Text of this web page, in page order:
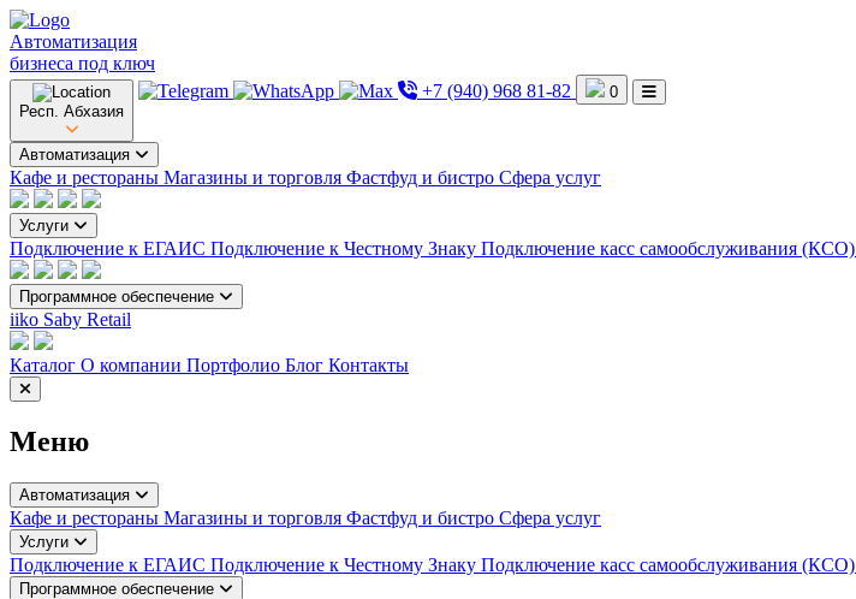
Автоматизация
бизнеса под ключ
Респ. Абхазия
+7 (940) 968 81-82 0
Автоматизация
Кафе и рестораны Магазины и торговля Фастфуд и бистро Сфера услуг
Услуги
Подключение к ЕГАИС Подключение к Честному Знаку Подключение касс самообслуживания (КСО)
Программное обеспечение
iiko Saby Retail
Каталог О компании Портфолио Блог Контакты
Меню
Автоматизация
Кафе и рестораны Магазины и торговля Фастфуд и бистро Сфера услуг
Услуги
Подключение к ЕГАИС Подключение к Честному Знаку Подключение касс самообслуживания (КСО)
Программное обеспечение